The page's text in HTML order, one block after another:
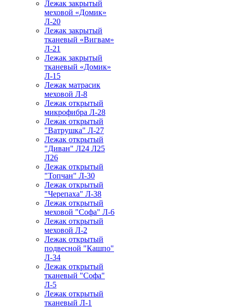
Лежак закрытый
меховой «Домик»
Л-20
Лежак закрытый
тканевый «Вигвам»
Л-21
Лежак закрытый
тканевый «Домик»
Л-15
Лежак матрасик
меховой Л-8
Лежак открытый
микрофибра Л-28
Лежак открытый
"Ватрушка" Л-27
Лежак открытый
"Диван" Л24 Л25
Л26
Лежак открытый
"Топчан" Л-30
Лежак открытый
"Черепаха" Л-38
Лежак открытый
меховой "Софа" Л-6
Лежак открытый
меховой Л-2
Лежак открытый
подвесной "Кашпо"
Л-34
Лежак открытый
тканевый "Софа"
Л-5
Лежак открытый
тканевый Л-1